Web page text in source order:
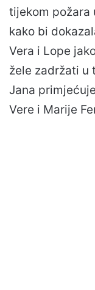
tijekom požara
kako bi
Vera i Lope
žele zadržati u
Jana
Vere i Marije